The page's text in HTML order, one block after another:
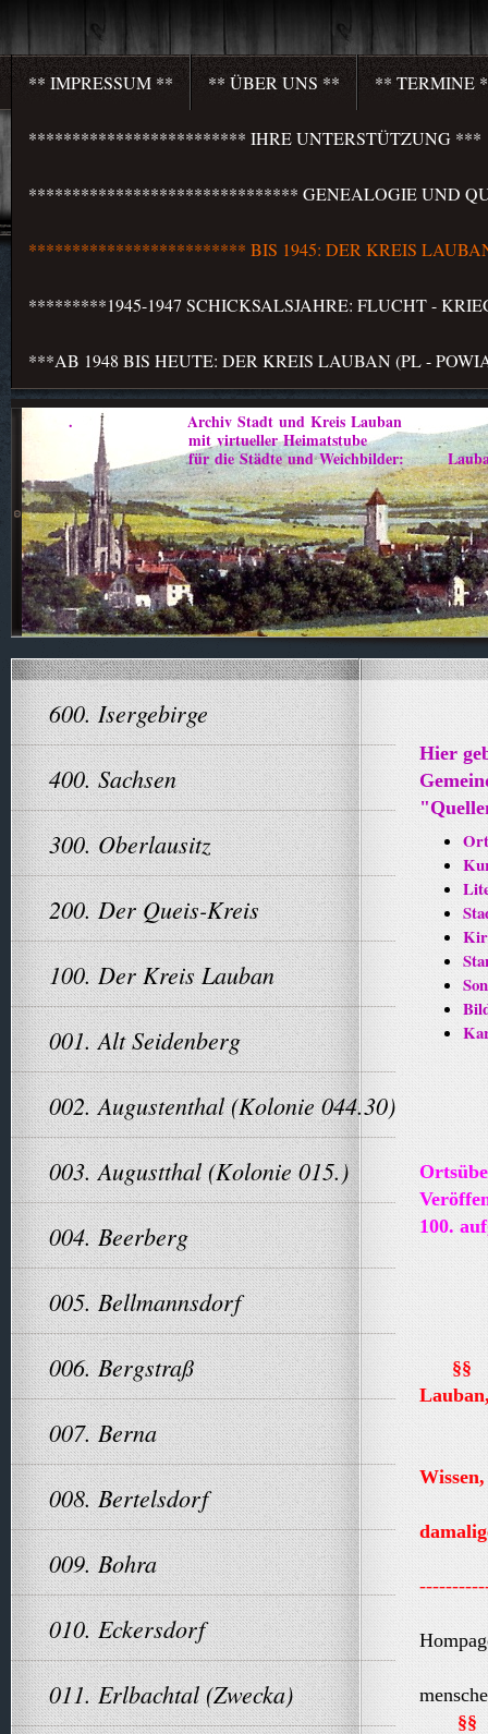
** IMPRESSUM ** ** ÜBER UNS ** ** TERMINE
************************* IHRE UNTERSTÜTZUNG ***
******************************* GENEALOGIE UND
************************* BIS 1945: DER KREIS
*********1945-1947 SCHICKSALSJAHRE: FLUCHT -
***AB 1948 BIS HEUTE: DER KREIS LAUBAN (PL -
. Archiv Stadt und Kreis Lauban
mit virtueller Heimatstube
für die Städte und Weichbilder: Lauban -
600. Isergebirge
400. Sachsen
300. Oberlausitz
200. Der Queis-Kreis
100. Der Kreis Lauban
001. Alt Seidenberg
002. Augustenthal (Kolonie 044.30)
003. Augustthal (Kolonie 015.)
004. Beerberg
005. Bellmannsdorf
006. Bergstraß
007. Berna
008. Bertelsdorf
009. Bohra
010. Eckersdorf
011. Erlbachtal (Zwecka)
Hier
100.
Wissen,
§§